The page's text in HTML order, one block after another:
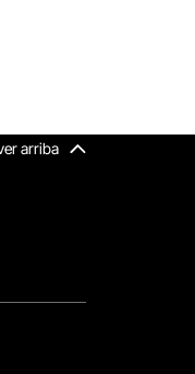
arriba